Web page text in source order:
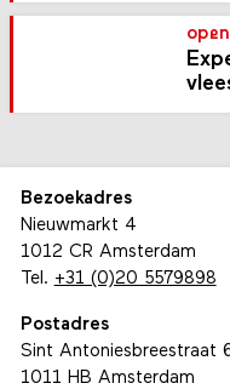
Bezoekadres
Nieuwmarkt 4
1012 CR Amsterdam
Tel. +31 (0)20 5579898
Postadres
Sint Antoniesbreestraat
1011 HB Amsterdam